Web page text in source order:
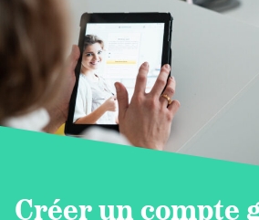
Créer un compte